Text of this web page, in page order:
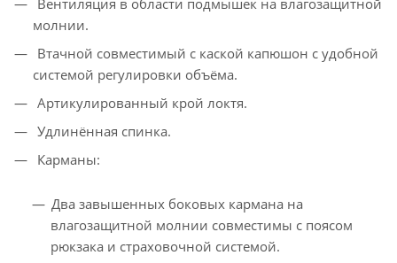
Вентиляция в области подмышек на влагозащитной
молнии.
Втачной совместимый с каской капюшон с удобной
системой регулировки объёма.
Артикулированный крой локтя.
Удлинённая спинка.
Карманы:
Два завышенных боковых кармана на
влагозащитной молнии совместимы с поясом
рюкзака и страховочной системой.